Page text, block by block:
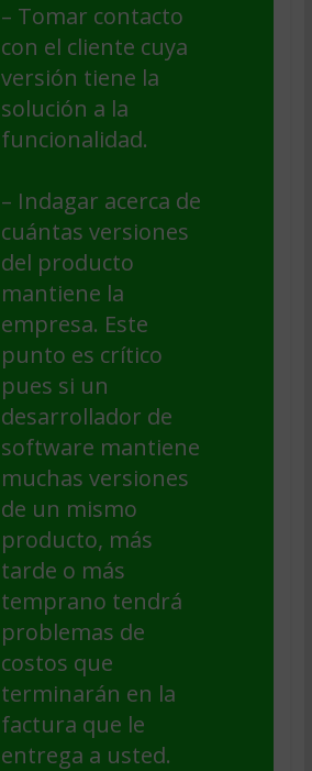
– Tomar contacto
con el cliente cuya
versión tiene la
solución a la
funcionalidad.
– Indagar acerca de
cuántas versiones
del producto
mantiene la
empresa. Este
punto es crítico
pues si un
desarrollador de
software mantiene
muchas versiones
de un mismo
producto, más
tarde o más
temprano tendrá
problemas de
costos que
terminarán en la
factura que le
entrega a usted.